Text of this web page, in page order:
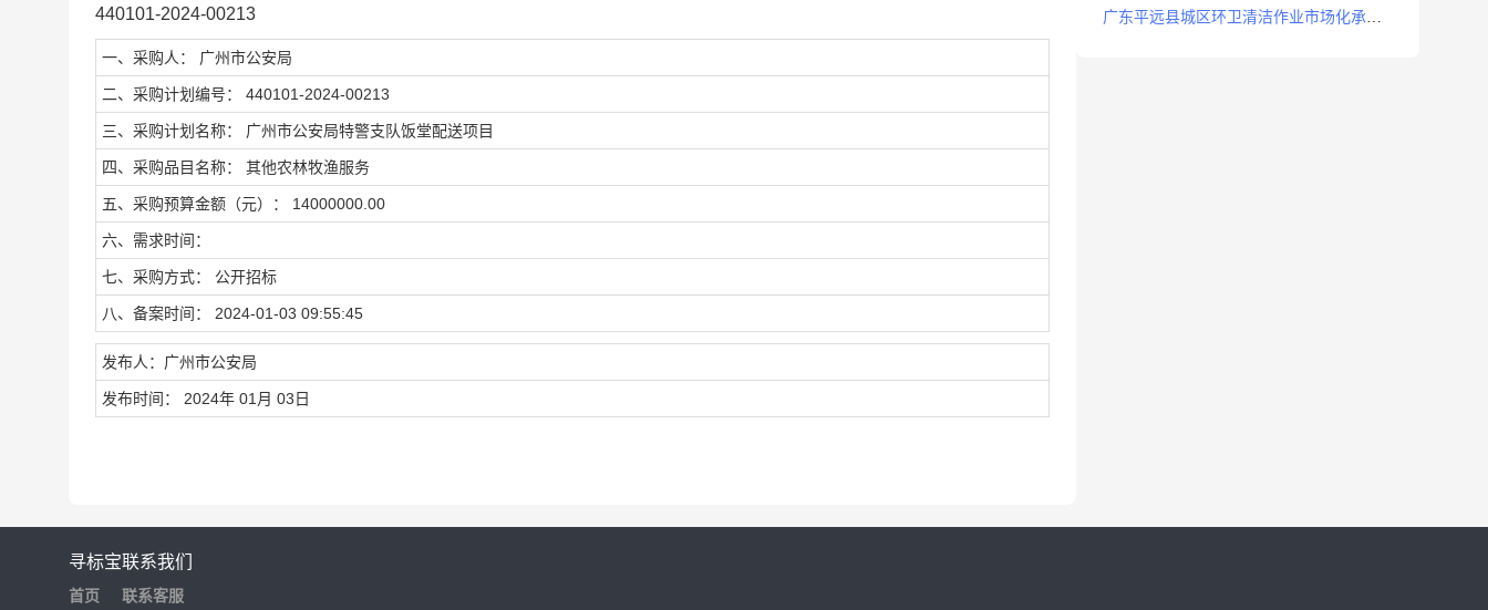
440101-2024-00213
一、采购人： 广州市公安局
二、采购计划编号： 440101-2024-00213
三、采购计划名称： 广州市公安局特警支队饭堂配送项目
四、采购品目名称： 其他农林牧渔服务
五、采购预算金额（元）： 14000000.00
六、需求时间：
七、采购方式： 公开招标
八、备案时间： 2024-01-03 09:55:45
发布人：广州市公安局
发布时间： 2024年 01月 03日
安保服务项目招标公告
广东平远县城区环卫清洁作业市场化承包
寻标宝
首页
联系我们
联系客服